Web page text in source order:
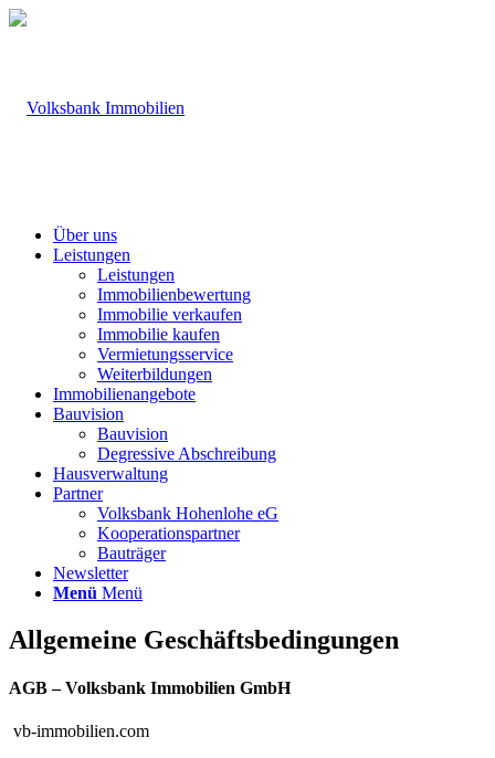
Über uns
Leistungen
Leistungen
Immobilienbewertung
Immobilie verkaufen
Immobilie kaufen
Vermietungsservice
Weiterbildungen
Immobilienangebote
Bauvision
Bauvision
Degressive Abschreibung
Hausverwaltung
Partner
Volksbank Hohenlohe eG
Kooperationspartner
Bauträger
Newsletter
Menü Menü
Allgemeine Geschäftsbedingungen
AGB – Volksbank Immobilien GmbH
vb-immobilien.com